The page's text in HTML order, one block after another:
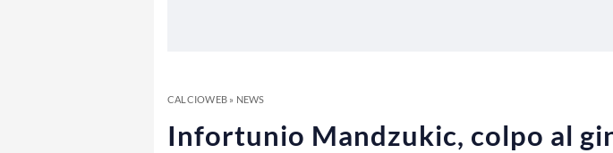
CALCIOWEB» NEWS
Infortunio Mandzukic, colpo al